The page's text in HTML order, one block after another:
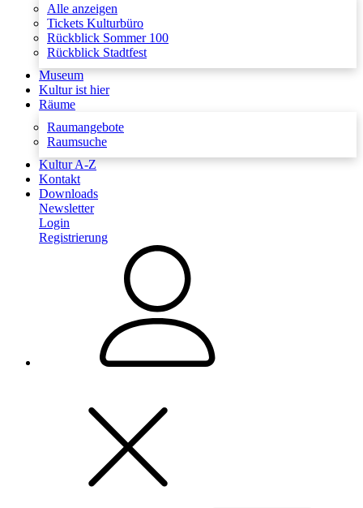
Alle anzeigen
Tickets Kulturbüro
Rückblick Sommer 100
Rückblick Stadtfest
Museum
Kultur ist hier
Räume
Raumangebote
Raumsuche
Kultur A-Z
Kontakt
Downloads
Newsletter
Login
Registrierung